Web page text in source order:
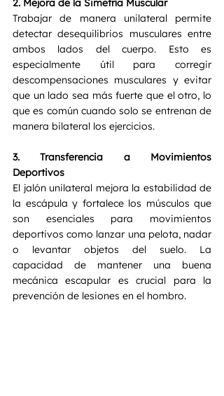
Trabajar de manera unilateral permite
detectar desequilibrios musculares entre
ambos lados del cuerpo. Esto es
especialmente útil para corregir
descompensaciones musculares y evitar
que un lado sea más fuerte que el otro, lo
que es común cuando solo se entrenan de
manera bilateral los ejercicios.
3. Transferencia a Movimientos
Deportivos
El jalón unilateral mejora la estabilidad de
la escápula y fortalece los músculos que
son esenciales para movimientos
deportivos como lanzar una pelota, nadar
o levantar objetos del suelo. La
capacidad de mantener una buena
mecánica escapular es crucial para la
prevención de lesiones en el hombro.